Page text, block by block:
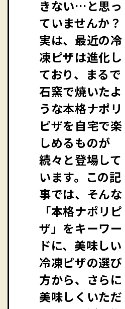
きない…と思っ
ていませんか？
実は、最近の冷
凍ピザは進化し
ており、まるで
石窯で焼いたよ
うな本格ナポリ
ピザを自宅で楽
しめるものが
続々と登場して
います。この記
事では、そんな
「本格ナポリピ
ザ」をキーワー
ドに、美味しい
冷凍ピザの選び
方から、さらに
美味しくいただ